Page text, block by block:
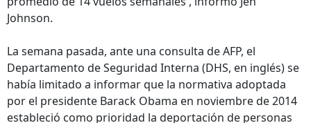
Johnson.
La semana pasada, ante una consulta de AFP, el
Departamento de Seguridad Interna (DHS, en inglés) se
había limitado a informar que la normativa adoptada
por el presidente Barack Obama en noviembre de 2014
estableció como prioridad la deportación de personas